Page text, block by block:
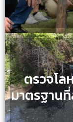
ตรวจโล
มาตรฐาน